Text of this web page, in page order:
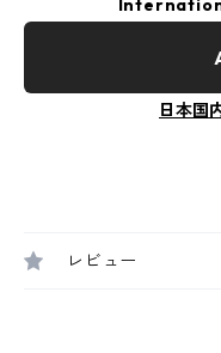
日本国
レビュー